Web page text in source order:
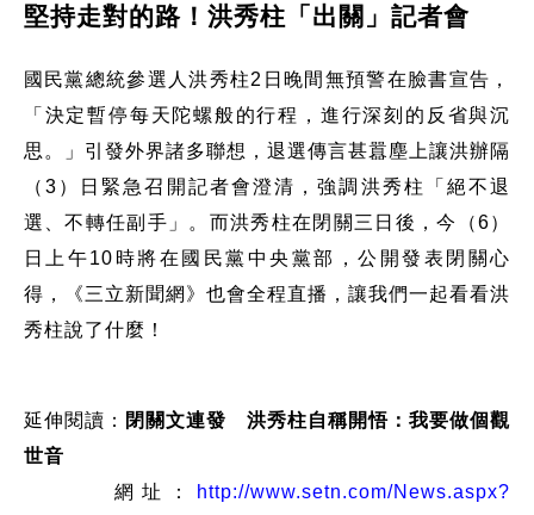
堅持走對的路！洪秀柱「出關」記者會
國民黨總統參選人洪秀柱2日晚間無預警在臉書宣告，
「決定暫停每天陀螺般的行程，進行深刻的反省與沉
思。」引發外界諸多聯想，退選傳言甚囂塵上讓洪辦隔
（3）日緊急召開記者會澄清，強調洪秀柱「絕不退
選、不轉任副手」。而洪秀柱在閉關三日後，今（6）
日上午10時將在國民黨中央黨部，公開發表閉關心
得，《三立新聞網》也會全程直播，讓我們一起看看洪
秀柱說了什麼！
延伸閱讀： 閉關文連發 洪秀柱自稱開悟：我要做個觀
世音
網址：
http://www.setn.com/News.aspx?